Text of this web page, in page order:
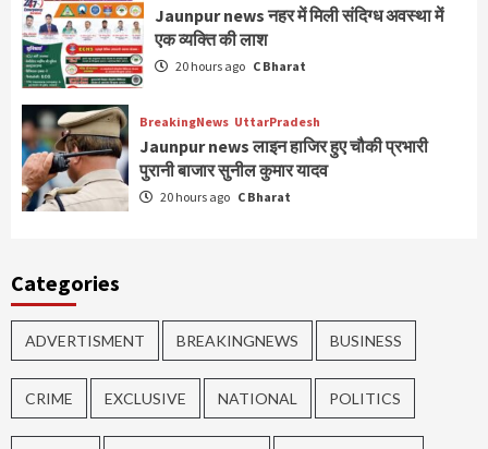
Jaunpur news नहर में मिली संदिग्ध अवस्था में
एक व्यक्ति की लाश
20 hours ago C Bharat
BreakingNews UttarPradesh
Jaunpur news लाइन हाजिर हुए चौकी प्रभारी
पुरानी बाजार सुनील कुमार यादव
20 hours ago C Bharat
Categories
ADVERTISMENT BREAKINGNEWS BUSINESS
CRIME EXCLUSIVE NATIONAL POLITICS